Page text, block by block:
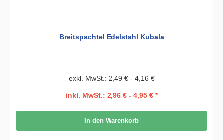
Breitspachtel Edelstahl Kubala
exkl. MwSt.: 2,49 € - 4,16 €
inkl. MwSt.: 2,96 € - 4,95 € *
In den Warenkorb